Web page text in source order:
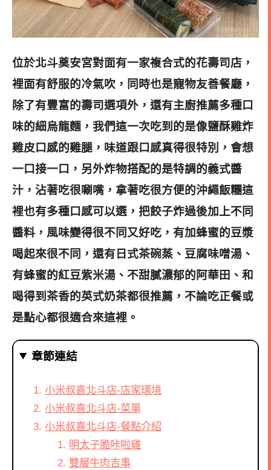
位於北斗奠安宮對面有一家複合式的花壽司店，
裡面有舒服的冷氣吹，同時也是寵物友善餐廳，
除了有豐富的壽司選項外，還有主廚推薦多種口
味的細烏龍麵，我們這一次吃到的是像鹽酥雞炸
雞皮口感的雞腿，味道跟口感真得很特別，會想
一口接一口，另外炸物搭配的是特調的義式醬
汁，沾著吃很唰嘴，拿著吃很方便的沖繩飯糰這
裡也有多種口感可以選，把餃子炸過後加上不同
醬料，風味變得很不同又好吃，有加蜂蜜的豆漿
喝起來很不同，還有日式茶碗蒸、 豆腐味噌湯 、
有蜂蜜的紅豆紫米湯、不甜膩濃郁的阿華田、和
喝得到茶香的英式奶茶都很推薦，不論吃正餐或
是點心都很適合來這裡 。
章節連結
小米叔喜北斗店-店家環境
小米叔喜北斗店-菜單
小米叔喜北斗店-餐點介紹
明太子脆咔啦雞
雙層牛肉吉事